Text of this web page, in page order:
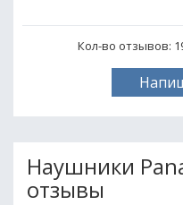
Кол-во отзывов:
Наушники
отзывы